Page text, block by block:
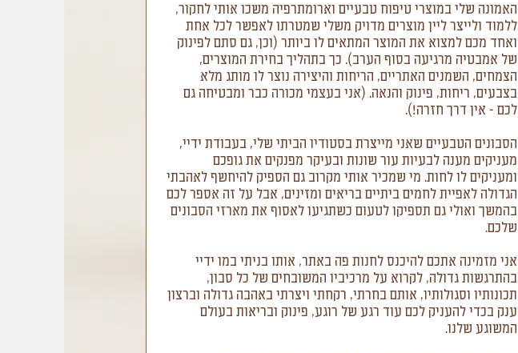
האמונה שלי במוצרי טיפוח טבעיים וארומתרפיה משכו אותי לחקור,
ללמוד ולייצר ליין מוצרים מדויק משלי שמטרתו לאפשר לכל אחת
ואחד מכם למצוא את המוצר המתאים לו ביותר (וכן, גם סתם לפינוק
של אמבטיה מרגיעה בסוף הערב). כך בתהליך בחירת המוצרים,
הצמחים, השמנים האתריים, הריחות והיצירה נוצר לו מותג מלא
בצבעים, ריחות, פינוק והנאה. (אני בעצמי מכורה כבר ומבטיחה גם
לכם - אין דרך חזרה!).
הסבונים הטבעיים שאני מייצרת בסטודיו הביתי שלי, בעבודת ידיי,
מעניקים מענה לבעיות עור שונות ובעיקר מפנקים את גופכם
ומעניקים לו לחות. מי שמכיר אותי מקרוב גם הספיק להיחשף לאהבתי
הגדולה לאפיית לחמים ביתיים בריאים ומזינים, אבל על זה אספר לכם
בהמשך ואולי גם תספיקו לטעום כשתגיעו לאסוף את מארזי הסבונים
שלכם.
אני מזמינה אתכם להיכנס לחנות פה באתר, אותו בניתי במו ידיי
בהתרגשות גדולה, לקרוא על מרכיביו המשובחים של כל סבון,
תכונותיו וסגולותיו, אותם בחרתי, רקחתי ויצרתי באהבה גדולה וברצון
ענק בכדי להעניק לכם עוד רגע של רוגע, פינוק ובריאות בעולם
המשוגע שלנו.